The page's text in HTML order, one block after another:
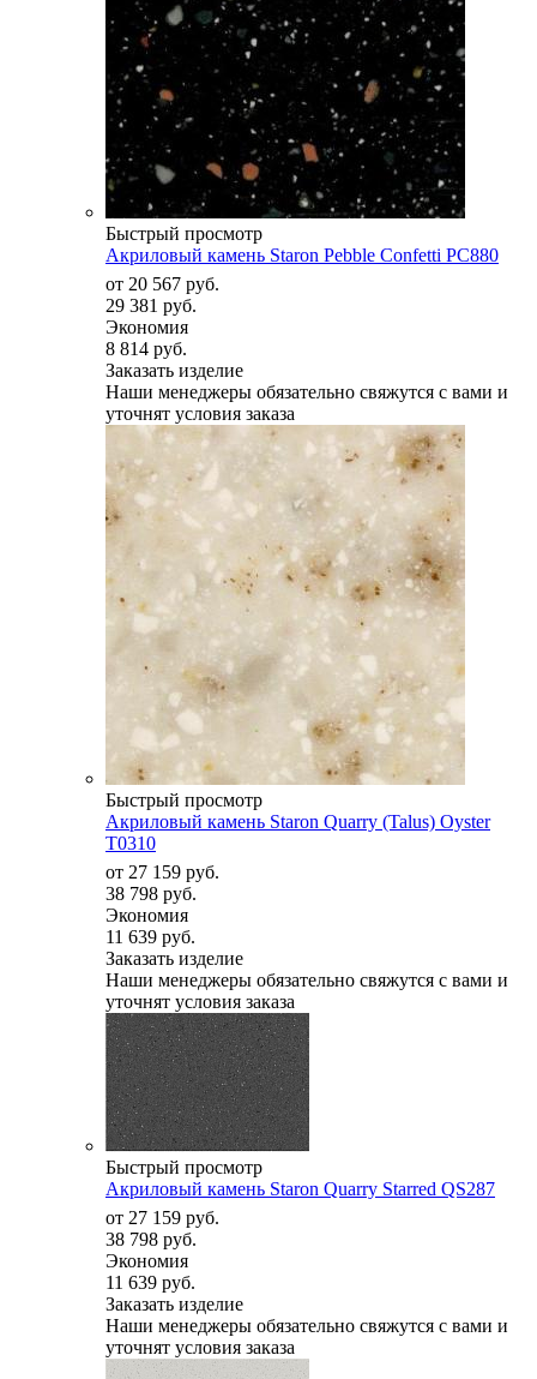
Быстрый просмотр
Акриловый камень Staron Pebble Confetti PC880
от 20 567 руб.
29 381 руб.
Экономия
8 814 руб.
Заказать изделие
Наши менеджеры обязательно свяжутся с вами и
уточнят условия заказа
Быстрый просмотр
Акриловый камень Staron Quarry (Talus) Oyster
T0310
от 27 159 руб.
38 798 руб.
Экономия
11 639 руб.
Заказать изделие
Наши менеджеры обязательно свяжутся с вами и
уточнят условия заказа
Быстрый просмотр
Акриловый камень Staron Quarry Starred QS287
от 27 159 руб.
38 798 руб.
Экономия
11 639 руб.
Заказать изделие
Наши менеджеры обязательно свяжутся с вами и
уточнят условия заказа